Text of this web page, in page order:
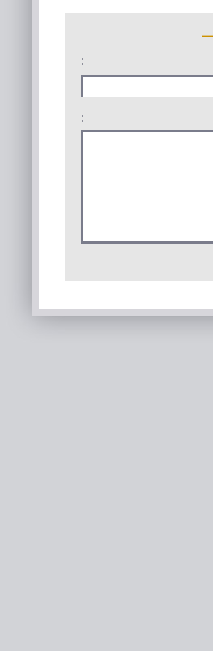
:
: